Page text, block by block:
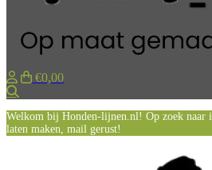
€0,00
Welkom bij Honden-lijnen.nl! Op zoek naar
laten maken, mail gerust!